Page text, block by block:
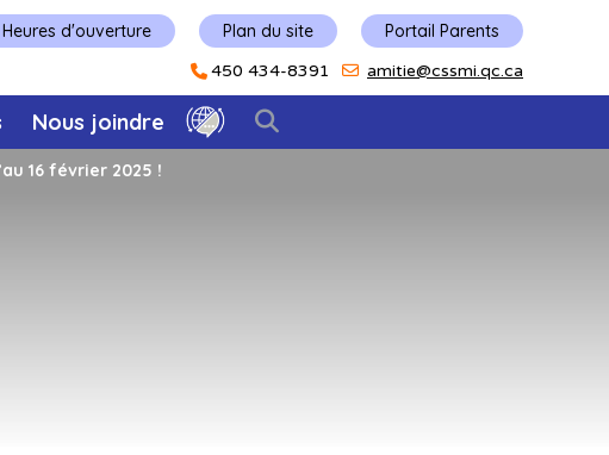
Plan du site Portail Parents
Heures d'ouverture
450 434-8391 amitie@cssmi.qc.ca
Nous joindre
16 février 2025 !